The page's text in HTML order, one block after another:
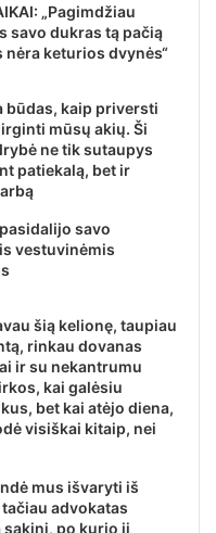
„Pagimdžiau
savo dukras tą pačią
nėra keturios dvynės“
būdas, kaip priversti
mūsų akių. Ši
ne tik sutaupys
patiekalą, bet ir
savo
vestuvinėmis
šią kelionę, taupiau
rinkau dovanas
ir su nekantrumu
kai galėsiu
bet kai atėjo diena,
visiškai kitaip, nei
mus išvaryti iš
advokatas
sakinį, po kurio ji